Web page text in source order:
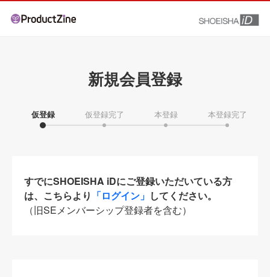
新規会員登録
仮登録 仮登録完了 本登録 本登録完了
すでにSHOEISHA iDにご登録いただいている方
は、こちらより 「ログイン」 してください。
（旧SEメンバーシップ登録者を含む）